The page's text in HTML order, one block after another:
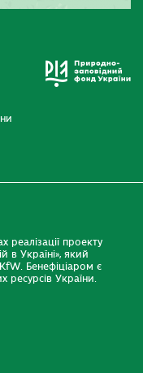
проекту
в Україні», який
Бенефіціаром є
ресурсів України.